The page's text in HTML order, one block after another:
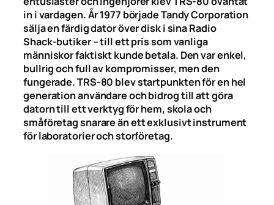
in i vardagen. År 1977 började Tandy Corporation
sälja en färdig dator över disk i sina Radio
Shack-butiker – till ett pris som vanliga
människor faktiskt kunde betala. Den var enkel,
bullrig och full av kompromisser, men den
fungerade. TRS-80 blev startpunkten för en hel
generation användare och bidrog till att göra
datorn till ett verktyg för hem, skola och
småföretag snarare än ett exklusivt instrument
för laboratorier och storföretag.